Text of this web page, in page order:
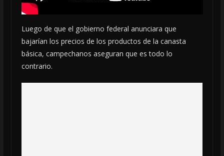
Luego de que el gobierno federal anunciara que
bajarían los precios de los productos de la canasta
básica, campechanos aseguran que es todo lo
contrario.